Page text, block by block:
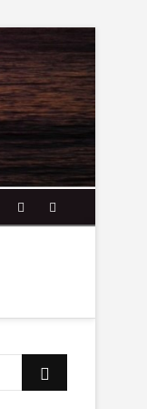
facebooktwitter